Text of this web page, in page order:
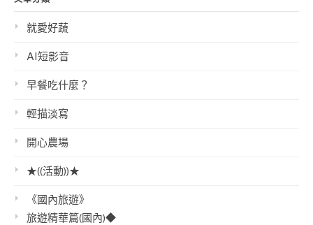
就愛好蔬
AI短影音
早餐吃什麼？
輕描淡寫
開心農場
★((活動))★
《國內旅遊》
旅遊精華篇(國內)◆